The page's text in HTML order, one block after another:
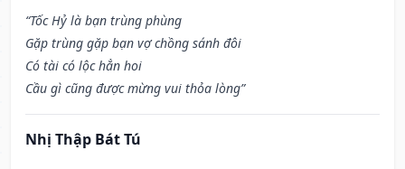
“Tốc Hỷ là bạn trùng phùng
Gặp trùng gặp bạn vợ chồng sánh đôi
Có tài có lộc hẳn hoi
Cầu gì cũng được mừng vui thỏa lòng”
Nhị Thập Bát Tú